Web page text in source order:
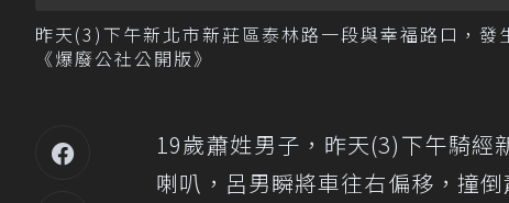
昨天(3)下午新北市新莊區泰林路一段與幸福路口，
《爆廢公社公開版》
19歲蕭姓男子，昨天(3)下午騎經
喇叭，呂男瞬將車往右偏移，撞